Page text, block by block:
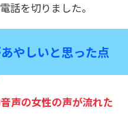
話を切りました。
やしいと思った点
声の女性の声が流れた